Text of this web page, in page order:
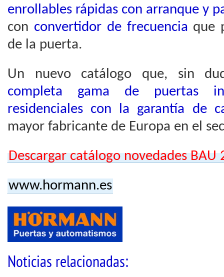
enrollables rápidas con arranque y
con convertidor de frecuencia que
de la puerta.
Un nuevo catálogo que, sin
completa gama de puertas
residenciales con la garantía de
mayor fabricante de Europa en el
Descargar catálogo novedades BAU
www.hormann.es
Noticias relacionadas: